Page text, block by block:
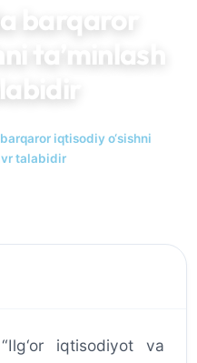
barqaror
ta’minlash
iqtisodiy o‘sishni
talabidir
iqtisodiyot va